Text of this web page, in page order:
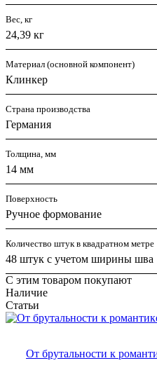
Вес, кг
24,39 кг
Материал (основной компонент)
Клинкер
Страна производства
Германия
Толщина, мм
14 мм
Поверхность
Ручное формование
Количество штук в квадратном метре
48 штук с учетом ширины шва
С этим товаром покупают
Наличие
Статьи
От брутальности к